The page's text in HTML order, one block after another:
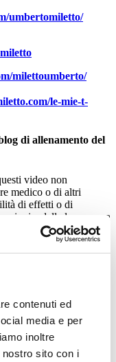
contenuti ed
media e per
inoltre
sito con i
umbertomiletto/
milettoumberto/
le-mie-t-
di allenamento del
video non
medico o di altri
di effetti o di
e dalla loro messa
a corpo libero, con i
infortuni, si
e di eseguire
qualsiasi forma di